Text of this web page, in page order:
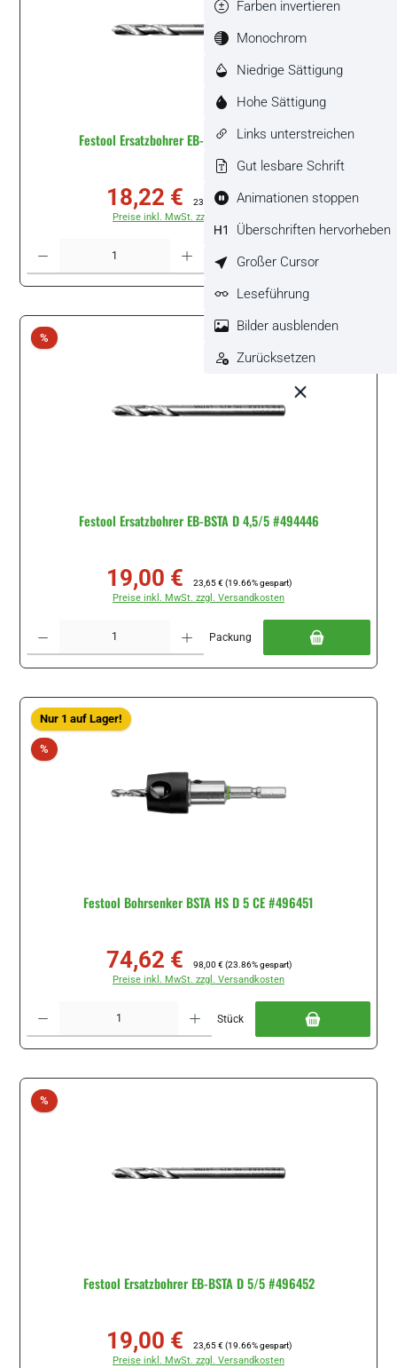
Festool Ersatzbohrer EB-BSTA D 3,5/5 #494445
Verkaufspreis:
18,22 € Regulärer Preis:
23,65 € (22.96% gespart)
Preise inkl. MwSt. zzgl. Versandkosten
Packung
%Rabatt
Festool Ersatzbohrer EB-BSTA D 4,5/5 #494446
Verkaufspreis:
19,00 € Regulärer Preis:
23,65 € (19.66% gespart)
Preise inkl. MwSt. zzgl. Versandkosten
Packung
Nur 1 auf Lager!
%Rabatt
Festool Bohrsenker BSTA HS D 5 CE #496451
Verkaufspreis:
74,62 € 98,00 € (23.86% gespart)
Preise inkl. MwSt. zzgl. Versandkosten
Stück
%Rabatt
Festool Ersatzbohrer EB-BSTA D 5/5 #496452
Verkaufspreis:
19,00 € Regulärer Preis:
23,65 € (19.66% gespart)
Preise inkl. MwSt. zzgl. Versandkosten
Farben invertieren
Monochrom
Niedrige Sättigung
Hohe Sättigung
Links unterstreichen
Gut lesbare Schrift
Animationen stoppen
Überschriften hervorheben
Großer Cursor
Leseführung
Bilder ausblenden
Zurücksetzen